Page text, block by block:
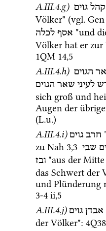
A.III.4.g) קהל גוים
Völker" (vgl. Gen
אסף לכלה
"und
1QM 14,5
A.III.4.h) הגוים
לעיני שאר הגוים
sich groß und
Augen der
(L.u.)
A.III.4.i)
חרב גוים
zu Nah 3,3 שבי
ובז "aus der
das Schwert der
und Plünderung
3-4 ii,5
A.III.4.j)
אבדן גוים
der Völker":